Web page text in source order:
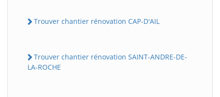
Trouver chantier rénovation CAP-D'AIL
Trouver chantier rénovation SAINT-ANDRE-DE-
LA-ROCHE